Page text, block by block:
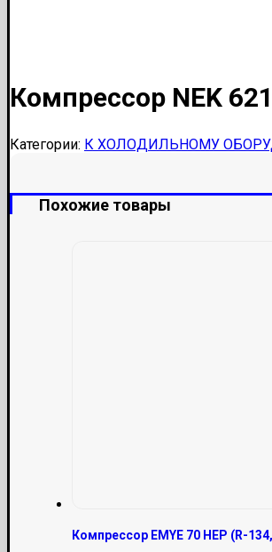
Компрессор NEK
Категории: К ХОЛОДИЛЬНОМУ
Похожие товары
Компрессор EMYE 70 HEP (R-